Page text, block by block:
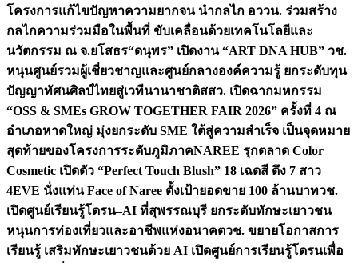
โครงการแก้ไขปัญหาความยากจน นำกลไก อววน. ร่วมสร้าง
กลไกความร่วมมือในพื้นที่ ขับเคลื่อนด้วยเทคโนโลยีและ
นวัตกรรม ณ จ.ยโสธร“ดนุพร” เปิดงาน “ART DNA HUB” วช.
หนุนศูนย์รวมผู้เชี่ยวชาญและศูนย์กลางองค์ความรู้ ยกระดับทุน
ปัญญาทัศนศิลป์ไทยสู่เวทีนานาชาติสสว. เปิดฉากมหกรรม
“OSS & SMEs GROW TOGETHER FAIR 2026” ครั้งที่ 4 ณ
อำเภอหาดใหญ่ มุ่งยกระดับ SME ใต้สู่ความสำเร็จ เป็นจุดหมาย
สุดท้ายของโครงการระดับภูมิภาคNAREE รุกตลาด Color
Cosmetic เปิดตัว “Perfect Touch Blush” 18 เฉดสี ดึง 7 สาว
4EVE นั่งแท่น Face of Naree ตั้งเป้ายอดขาย 100 ล้านบาทวช.
เปิดศูนย์เรียนรู้โดรน–AI ที่สุพรรณบุรี ยกระดับทักษะเยาวชน
หนุนการท่องเที่ยวและอาชีพแห่งอนาคตวช. ขยายโอกาสการ
เรียนรู้ เสริมทักษะเยาวชนด้วย AI เปิดศูนย์การเรียนรู้โดรนเพื่อ